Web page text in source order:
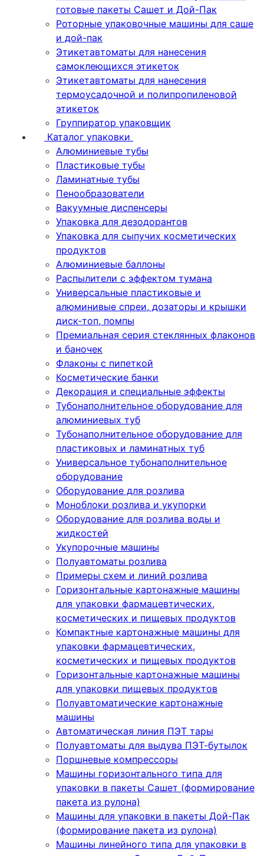
готовые пакеты Сашет и Дой-Пак
Роторные упаковочные машины для саше
и дой-пак
Этикетавтоматы для нанесения
самоклеющихся этикеток
Этикетавтоматы для нанесения
термоусадочной и полипропиленовой
этикеток
Группиратор упаковщик
Каталог упаковки
Алюминиевые тубы
Пластиковые тубы
Ламинатные тубы
Пенообразователи
Вакуумные диспенсеры
Упаковка для дезодорантов
Упаковка для сыпучих косметических
продуктов
Алюминиевые баллоны
Распылители с эффектом тумана
Универсальные пластиковые и
алюминивые спреи, дозаторы и крышки
диск-топ, помпы
Премиальная серия стеклянных флаконов
и баночек
Флаконы с пипеткой
Косметические банки
Декорация и специальные эффекты
Тубонаполнительное оборудование для
алюминиевых туб
Тубонаполнительное оборудование для
пластиковых и ламинатных туб
Универсальное тубонаполнительное
оборудование
Оборудование для розлива
Моноблоки розлива и укупорки
Оборудование для розлива воды и
жидкостей
Укупорочные машины
Полуавтоматы розлива
Примеры схем и линий розлива
Горизонтальные картонажные машины
для упаковки фармацевтических,
косметических и пищевых продуктов
Компактные картонажные машины для
упаковки фармацевтических,
косметических и пищевых продуктов
Горизонтальные картонажные машины
для упаковки пищевых продуктов
Полуавтоматические картонажные
машины
Автоматическая линия ПЭТ тары
Полуавтоматы для выдува ПЭТ-бутылок
Поршневые компрессоры
Машины горизонтального типа для
упаковки в пакеты Сашет (формирование
пакета из рулона)
Машины для упаковки в пакеты Дой-Пак
(формирование пакета из рулона)
Машины линейного типа для упаковки в